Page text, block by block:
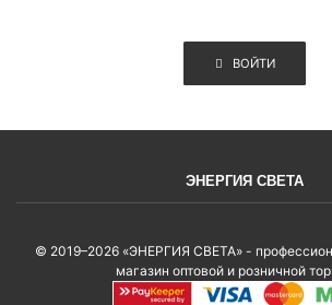
ВОЙТИ
ЭНЕРГИЯ СВЕТА
© 2019–2026 «ЭНЕРГИЯ СВЕТА» -
магазин оптовой и розничной